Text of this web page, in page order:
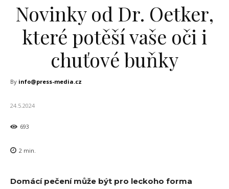
Novinky od Dr. Oetker,
které potěší vaše oči i
chuťové buňky
By info@press-media.cz
24.5.2024
693
2 min.
Domácí pečení může být pro leckoho forma